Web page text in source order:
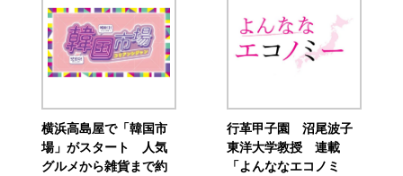
横浜高島屋で「韓国市
場」がスタート 人気
グルメから雑貨まで約
行革甲子園 沼尾波子
東洋大学教授 連載
「よんななエコノミ